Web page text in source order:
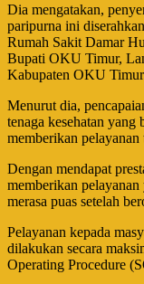
Dia mengatakan,
paripurna ini
Rumah Sakit Damar
Bupati OKU Timur,
Kabupaten OKU
Menurut dia,
tenaga kesehatan
memberikan
Dengan mendapat
memberikan
merasa puas setelah
Pelayanan kepada
dilakukan secara
Operating Procedure